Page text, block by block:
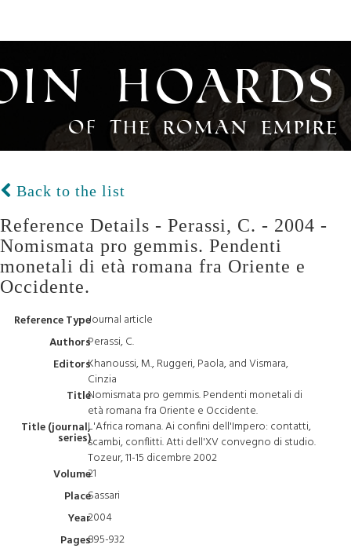
Hoards
of the Roman Empire
Back to the list
Reference Details - Perassi, C. - 2004 -
Nomismata pro gemmis. Pendenti
monetali di età romana fra Oriente e
Occidente.
Reference TypeJournal article
AuthorsPerassi, C.
EditorsKhanoussi, M., Ruggeri, Paola, and Vismara,
Cinzia
TitleNomismata pro gemmis. Pendenti monetali di
età romana fra Oriente e Occidente.
Title (journal,
series)
L'Africa romana. Ai confini dell'Impero: contatti,
scambi, conflitti. Atti dell'XV convegno di studio.
Tozeur, 11-15 dicembre 2002
Volume21
PlaceSassari
Year2004
Pages895-932